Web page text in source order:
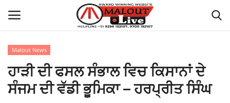
Home
Malout News
ਹਾੜੀ ਦੀ ਫਸਲ ਸੰਭਾਲ ਵਿਚ ਕਿਸਾਨਾਂ ਦੇ
ਸੰਜਮ ਦੀ ਵੱਡੀ ਭੂਮਿਕਾ – ਹਰਪ੍ਰੀਤ ਸਿੰਘ